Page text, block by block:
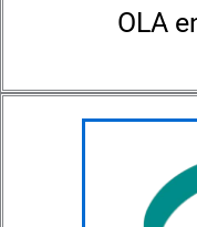
OLA